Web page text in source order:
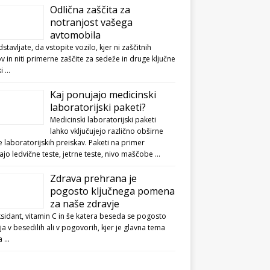
Odlična zaščita za
notranjost vašega
avtomobila
da vstopite vozilo, kjer ni zaščitnih
in niti primerne zaščite za sedeže in druge ključne
…
Kaj ponujajo medicinski
laboratorijski paketi?
Medicinski laboratorijski paketi
lahko vključujejo različno obširne
laboratorijskih preiskav. Paketi na primer
ledvične teste, jetrne teste, nivo maščobe …
Zdrava prehrana je
pogosto ključnega pomena
za naše zdravje
vitamin C in še katera beseda se pogosto
v besedilih ali v pogovorih, kjer je glavna tema
…